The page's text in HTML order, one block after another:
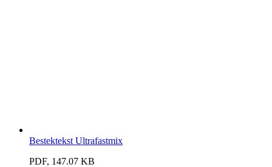
Bestektekst Ultrafastmix
PDF, 147.07 KB